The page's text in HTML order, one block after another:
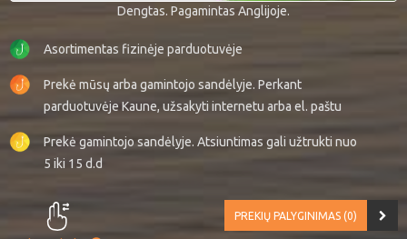
Dengtas. Pagamintas Anglijoje.
Asortimentas fizinėje parduotuvėje
Prekė mūsų arba gamintojo sandėlyje. Perkant
parduotuvėje Kaune, užsakyti internetu arba el. paštu
Prekė gamintojo sandėlyje. Atsiuntimas gali užtrukti nuo
5 iki 15 d.d
PREKIŲ PALYGINIMAS (0)